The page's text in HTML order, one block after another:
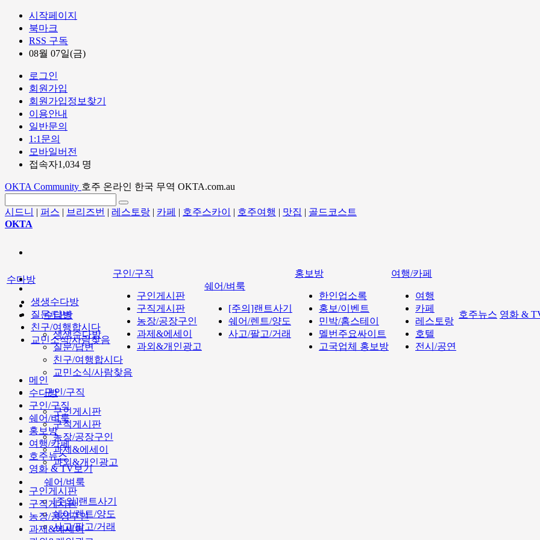
시작페이지
북마크
RSS 구독
08월 07일(금)
로그인
회원가입
회원가입정보찾기
이용안내
일반문의
1:1문의
모바일버전
접속자1,034 명
OKTA Community 호주 온라인 한국 무역 OKTA.com.au
시드니 | 퍼스 | 브리즈번 | 레스토랑 | 카페 | 호주스카이 | 호주여행 | 맛집 | 골드코스트
OKTA
수다방
생생수다방
질문/답변
친구/여행합시다
교민소식/사람찾음
구인/구직
구인게시판
구직게시판
농장/공장구인
과제&에세이
과외&개인광고
쉐어/벼룩
[주의]랜트사기
쉐어/렌트/양도
사고/팔고/거래
수다방
생생수다방
질문/답변
친구/여행합시다
교민소식/사람찾음
구인/구직
구인게시판
구직게시판
농장/공장구인
과제&에세이
과외&개인광고
쉐어/벼룩
[주의]랜트사기
쉐어/렌트/양도
사고/팔고/거래
홍보방
한인업소록
홍보/이벤트
민박/홈스테이
멜번주요싸이트
고국업체 홍보방
여행/카페
여행
카페
레스토랑
호텔
전시/공연
호주뉴스 영화 &
메인
수다방
구인/구직
쉐어/벼룩
홍보방
여행/카페
호주뉴스
영화 & TV보기
구인게시판
구직게시판
농장/공장구인
과제&에세이